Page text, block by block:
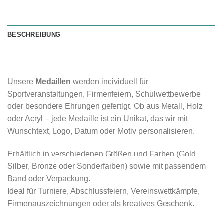
BESCHREIBUNG
Unsere Medaillen werden individuell für
Sportveranstaltungen, Firmenfeiern, Schulwettbewerbe
oder besondere Ehrungen gefertigt. Ob aus Metall, Holz
oder Acryl – jede Medaille ist ein Unikat, das wir mit
Wunschtext, Logo, Datum oder Motiv personalisieren.
Erhältlich in verschiedenen Größen und Farben (Gold,
Silber, Bronze oder Sonderfarben) sowie mit passendem
Band oder Verpackung.
Ideal für Turniere, Abschlussfeiern, Vereinswettkämpfe,
Firmenauszeichnungen oder als kreatives Geschenk.